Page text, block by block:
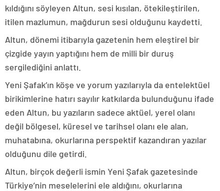
kıldığını söyleyen Altun, sesi kısılan, ötekileştirilen,
itilen mazlumun, mağdurun sesi olduğunu kaydetti.
Altun, dönemi itibarıyla gazetenin hem eleştirel bir
çizgide yayın yaptığını hem de milli bir duruş
sergilediğini anlattı.
Yeni Şafak’ın köşe ve yorum yazılarıyla da entelektüel
birikimlerine hatırı sayılır katkılarda bulunduğunu ifade
eden Altun, bu yazıların sadece aktüel, yerel olanı
değil bölgesel, küresel ve tarihsel olanı ele alan,
muhatabına, okurlarına perspektif kazandıran yazılar
olduğunu dile getirdi.
Altun, birçok değerli ismin Yeni Şafak gazetesinde
Türkiye’nin meselelerini ele aldığını, okurlarına